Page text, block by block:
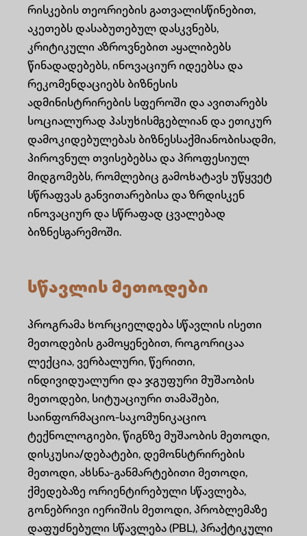
რისკების თეორიების გათვალისწინებით,
აკეთებს დასაბუთებულ დასკვნებს,
კრიტიკული აზროვნებით აყალიბებს
წინადადებებს, ინოვაციურ იდეებსა და
რეკომენდაციებს ბიზნესის
ადმინისტრირების სფეროში და ავითარებს
სოციალურად პასუხისმგებლიან და ეთიკურ
დამოკიდებულებას ბიზნესსაქმიანობისადმი,
პიროვნულ თვისებებსა და პროფესიულ
მიდგომებს, რომლებიც გამოხატავს უწყვეტ
სწრაფვას განვითარებისა და ზრდისკენ
ინოვაციურ და სწრაფად ცვალებად
ბიზნესგარემოში.
სწავლის მეთოდები
პროგრამა ხორციელდება სწავლის ისეთი
მეთოდების გამოყენებით, როგორიცაა
ლექცია, ვერბალური, წერითი,
ინდივიდუალური და ჯგუფური მუშაობის
მეთოდები, სიტუაციური თამაშები,
საინფორმაციო-საკომუნიკაციო
ტექნოლოგიები, წიგნზე მუშაობის მეთოდი,
დისკუსია/დებატები, დემონსტრირების
მეთოდი, ახსნა-განმარტებითი მეთოდი,
ქმედებაზე ორიენტირებული სწავლება,
გონებრივი იერიშის მეთოდი, პრობლემაზე
დაფუძნებული სწავლება (PBL), პრაქტიკული